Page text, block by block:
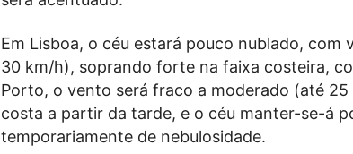
Em Lisboa, o céu estará pouco nublado,
30 km/h), soprando forte na faixa costeira,
Porto, o vento será fraco a moderado (até
costa a partir da tarde, e o céu manter-se-á
temporariamente de nebulosidade.